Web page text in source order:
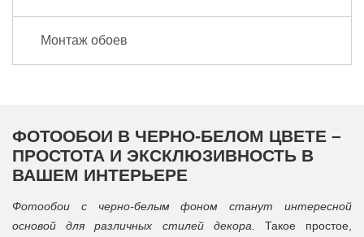
Монтаж обоев
ФОТООБОИ В ЧЕРНО-БЕЛОМ ЦВЕТЕ –
ПРОСТОТА И ЭКСКЛЮЗИВНОСТЬ В
ВАШЕМ ИНТЕРЬЕРЕ
Фотообои с черно-белым фоном станут интересной
основой для различных стилей декора.
Такое простое,